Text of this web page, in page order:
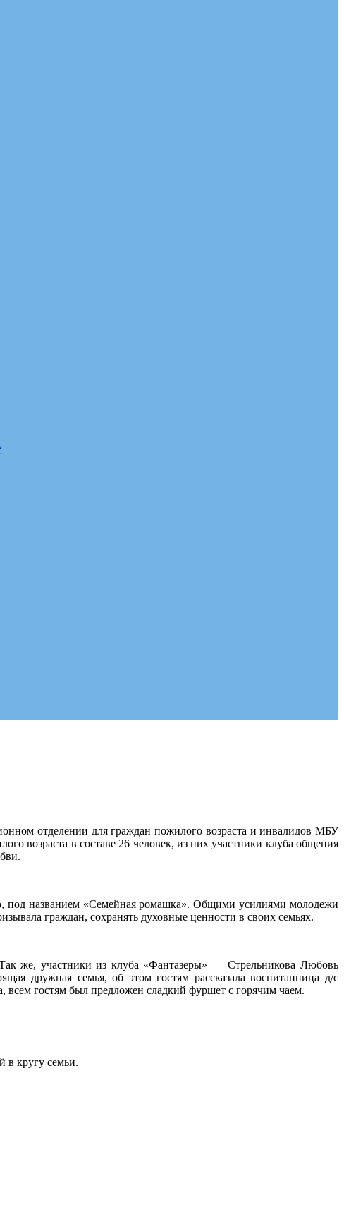
отделении для граждан пожилого возраста и инвалидов МБУ
в составе 26 человек, из них участники клуба общения
под названием «Семейная ромашка». Общими усилиями молодежи
граждан, сохранять духовные ценности в своих семьях.
же, участники из клуба «Фантазеры» — Стрельникова Любовь
дружная семья, об этом гостям рассказала воспитанница д/с
гостям был предложен сладкий фуршет с горячим чаем.
в кругу семьи.